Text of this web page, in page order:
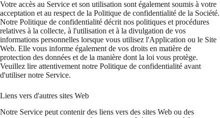
Votre accès au Service et son utilisation sont également soumis à votre
acceptation et au respect de la Politique de confidentialité de la Société.
Notre Politique de confidentialité décrit nos politiques et procédures
relatives à la collecte, à l'utilisation et à la divulgation de vos
informations personnelles lorsque vous utilisez l'Application ou le Site
Web. Elle vous informe également de vos droits en matière de
protection des données et de la manière dont la loi vous protège.
Veuillez lire attentivement notre Politique de confidentialité avant
d'utiliser notre Service.
Liens vers d'autres sites Web
Notre Service peut contenir des liens vers des sites Web ou des